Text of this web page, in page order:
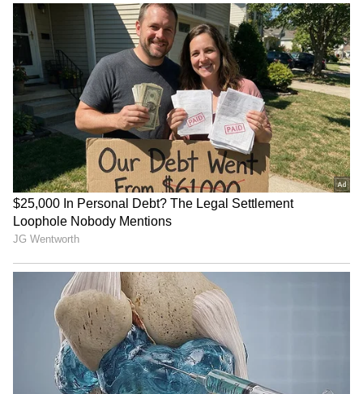
அவரது சக வீரர்களும் அவரது ஷாட்களை
ரசித்துக் கொண்டிருந்தனர். இறுதியாக, 8
விக்கெட் இழப்பிற்கு 564 ரன்கள் எடுத்த
பிறகு இந்தியா இன்னிங்ஸை டிக்ளேர்
செய்தது.